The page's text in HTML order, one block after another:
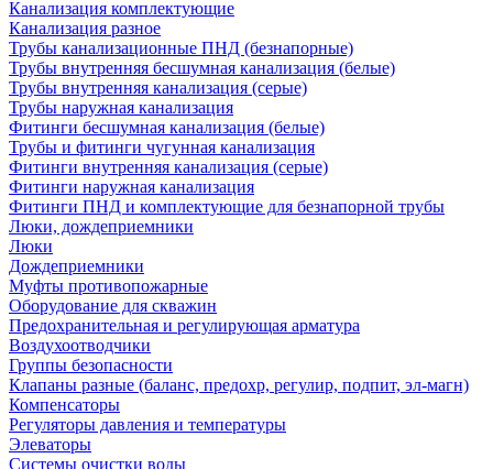
Канализация комплектующие
Канализация разное
Трубы канализационные ПНД (безнапорные)
Трубы внутренняя бесшумная канализация (белые)
Трубы внутренняя канализация (серые)
Трубы наружная канализация
Фитинги бесшумная канализация (белые)
Трубы и фитинги чугунная канализация
Фитинги внутренняя канализация (серые)
Фитинги наружная канализация
Фитинги ПНД и комплектующие для безнапорной трубы
Люки, дождеприемники
Люки
Дождеприемники
Муфты противопожарные
Оборудование для скважин
Предохранительная и регулирующая арматура
Воздухоотводчики
Группы безопасности
Клапаны разные (баланс, предохр, регулир, подпит, эл-магн)
Компенсаторы
Регуляторы давления и температуры
Элеваторы
Системы очистки воды